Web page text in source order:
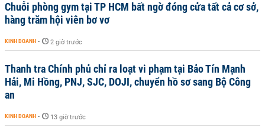
Chuỗi phòng gym tại TP HCM bất ngờ đóng cửa tất cả cơ sở,
hàng trăm hội viên bơ vơ
KINH DOANH - 2 giờ trước
Thanh tra Chính phủ chỉ ra loạt vi phạm tại Bảo Tín Mạnh
Hải, Mi Hồng, PNJ, SJC, DOJI, chuyển hồ sơ sang Bộ Công
an
KINH DOANH - 13 giờ trước